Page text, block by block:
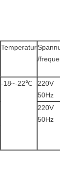
Temperatur
/
-18~-22℃
220V
50Hz
220V
50Hz